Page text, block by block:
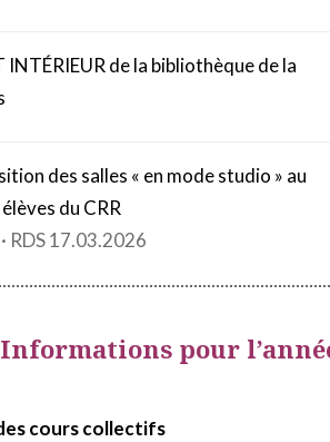
INTÉRIEUR de la bibliothèque de la
des salles « en mode studio » au
du CRR
RDS 17.03.2026
Informations pour
cours collectifs